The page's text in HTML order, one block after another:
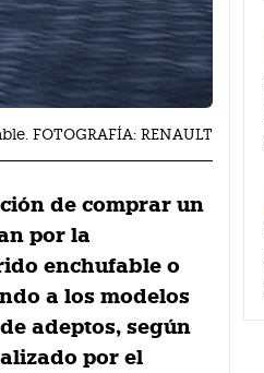
FOTOGRAFÍA: RENAULT
de comprar un
por la
enchufable o
a los modelos
adeptos, según
por el